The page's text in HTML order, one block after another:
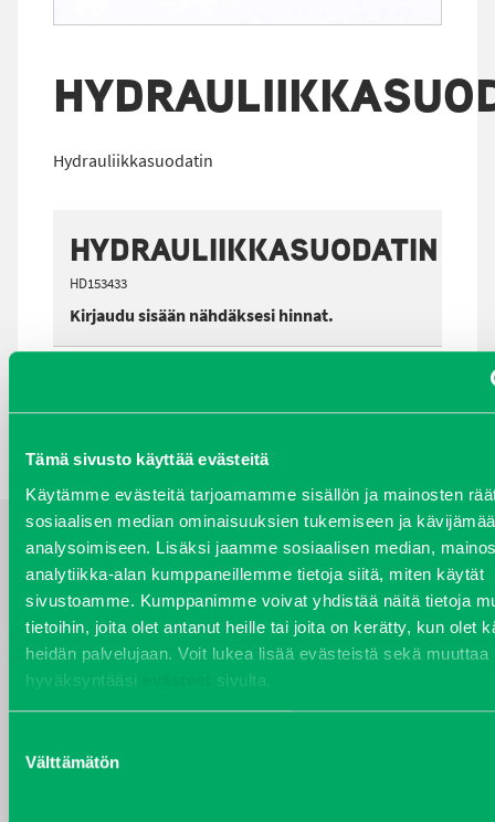
Tämä sivusto käyttää evästeitä
Käytämme evästeitä tarjoamamme sisällön ja mainosten
sosiaalisen median ominaisuuksien tukemiseen ja
analysoimiseen. Lisäksi jaamme sosiaalisen median,
analytiikka-alan kumppaneillemme tietoja siitä, miten käytät
sivustoamme. Kumppanimme voivat yhdistää näitä tietoja
tietoihin, joita olet antanut heille tai joita on kerätty, kun olet
heidän palvelujaan. Voit lukea lisää evästeistä sekä muuttaa
hyväksyntääsi
sivulta.
valinta
Välttämätön
Hydrauliikkasuodatin
HYDRAULIIKKASUODATIN
HD153433
Kirjaudu sisään nähdäksesi hinnat.
YHTEYSTIEDOT
VARAOSAT
Varaosat